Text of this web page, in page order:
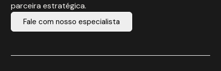
parceira estratégica.
Fale com nosso especialista